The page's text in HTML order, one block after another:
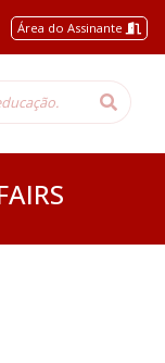
Área do Assinante